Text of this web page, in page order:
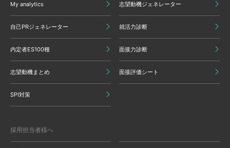
My analytics 志望動機ジェネレーター
自己PRジェネレーター 就活力診断
内定者ES100種 面接力診断
志望動機まとめ 面接評価シート
SPI対策
採用担当者様へ